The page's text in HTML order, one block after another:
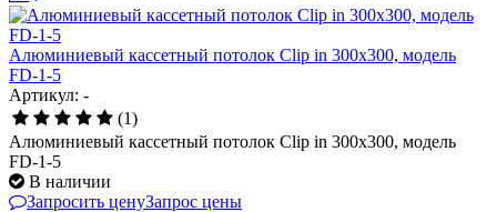
Алюминиевый кассетный потолок Clip in 300х300, модель
FD-1-5
Артикул: -
(1)
Алюминиевый кассетный потолок Clip in 300х300, модель
FD-1-5
В наличии
Запросить ценуЗапрос цены